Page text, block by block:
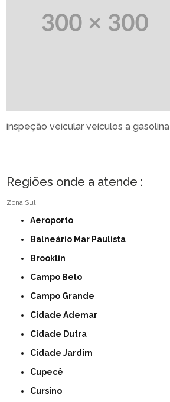
inspeção veicular veículos a gasolina
Regiões onde a atende :
Zona Sul
Aeroporto
Balneário Mar Paulista
Brooklin
Campo Belo
Campo Grande
Cidade Ademar
Cidade Dutra
Cidade Jardim
Cupecê
Cursino